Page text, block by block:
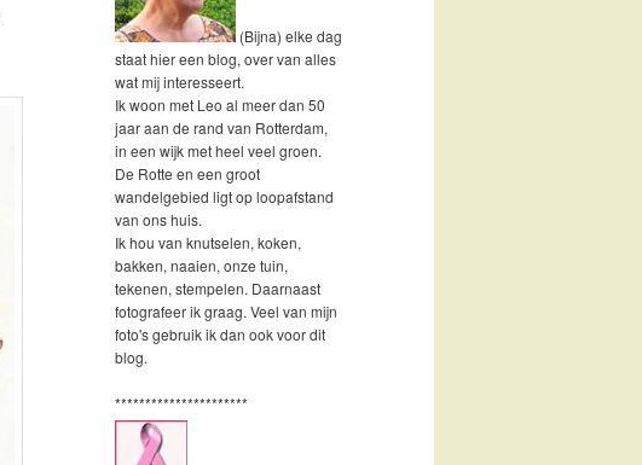
(Bijna) elke dag
staat hier een blog, over van alles
wat mij interesseert.
Ik woon met Leo al meer dan 50
jaar aan de rand van Rotterdam,
in een wijk met heel veel groen.
De Rotte en een groot
wandelgebied ligt op loopafstand
van ons huis.
Ik hou van knutselen, koken,
bakken, naaien, onze tuin,
tekenen, stempelen. Daarnaast
fotografeer ik graag. Veel van mijn
foto's gebruik ik dan ook voor dit
blog.
**********************